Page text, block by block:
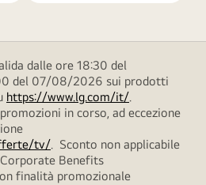
dalle ore 18:30 del
del 07/08/2026 sui prodotti
https://www.lg.com/it/.
in corso, ad eccezione
tv/. Sconto non applicabile
Benefits
finalità promozionale